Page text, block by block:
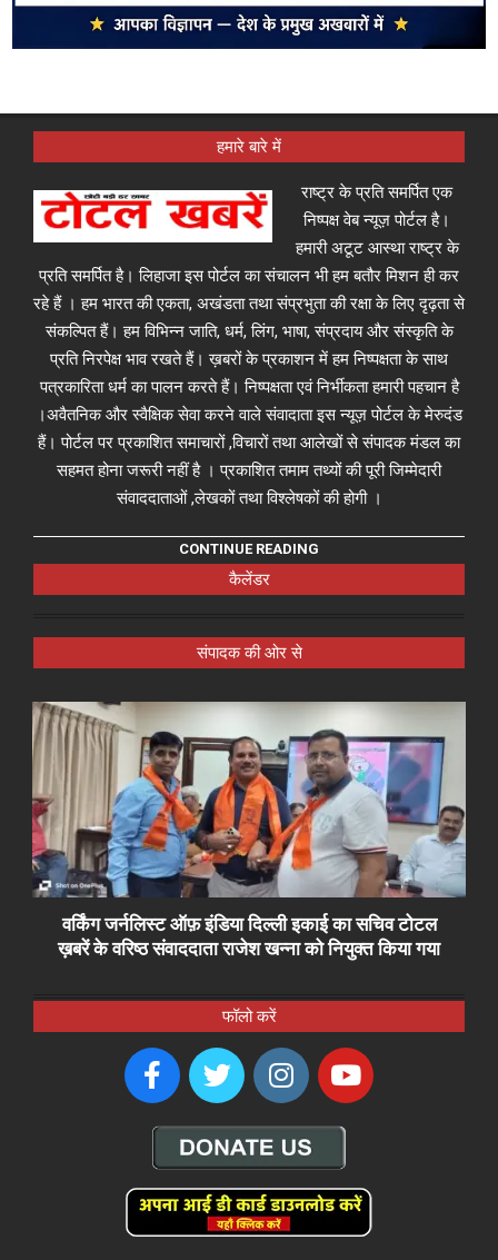
हमारे बारे में
राष्ट्र के प्रति समर्पित एक
निष्पक्ष वेब न्यूज़ पोर्टल है।
हमारी अटूट आस्था राष्ट्र के
प्रति समर्पित है। लिहाजा इस पोर्टल का संचालन भी हम बतौर मिशन ही कर
रहे हैं । हम भारत की एकता, अखंडता तथा संप्रभुता की रक्षा के लिए दृढ़ता से
संकल्पित हैं। हम विभिन्न जाति, धर्म, लिंग, भाषा, संप्रदाय और संस्कृति के
प्रति निरपेक्ष भाव रखते हैं। ख़बरों के प्रकाशन में हम निष्पक्षता के साथ
पत्रकारिता धर्म का पालन करते हैं। निष्पक्षता एवं निर्भीकता हमारी पहचान है
।अवैतनिक और स्वैक्षिक सेवा करने वाले संवादाता इस न्यूज़ पोर्टल के मेरुदंड
हैं। पोर्टल पर प्रकाशित समाचारों ,विचारों तथा आलेखों से संपादक मंडल का
सहमत होना जरूरी नहीं है । प्रकाशित तमाम तथ्यों की पूरी जिम्मेदारी
संवाददाताओं ,लेखकों तथा विश्लेषकों की होगी ।
CONTINUE READING
कैलेंडर
संपादक की ओर से
वर्किंग जर्नलिस्ट ऑफ़ इंडिया दिल्ली इकाई का सचिव टोटल
ख़बरें के वरिष्ठ संवाददाता राजेश खन्ना को नियुक्त किया गया
फॉलो करें